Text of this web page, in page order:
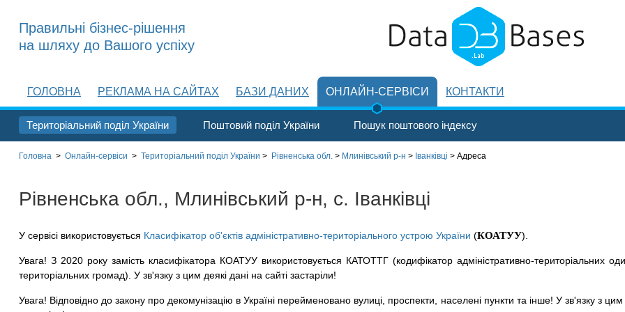
Правильні бізнес-рішення
на шляху до Вашого успіху
ГОЛОВНА РЕКЛАМА НА САЙТАХ БАЗИ ДАНИХ ОНЛАЙН-СЕРВІСИ
Територіальний поділ України Поштовий поділ України Пошук поштового індексу
КОНТАКТИ
Головна > Онлайн-сервіси > Територіальний поділ України > Рівненська обл. > Млинівський р-н > Іванківці > Адреса
Рівненська обл., Млинівський р-н, с. Іванківці
У сервісі використовується Класифікатор об'єктів адміністративно-територіального устрою України (КОАТУУ).
Увага! З 2020 року замість класифікатора КОАТУУ використовується КАТОТТГ (кодифікатор адміністративно-територіальних
територіальних громад). У зв'язку з цим деякі дані на сайті застаріли!
Увага! Відповідно до закону про декомунізацію в Україні перейменовано вулиці, проспекти, населені пункти та інше! У зв'язку з цим